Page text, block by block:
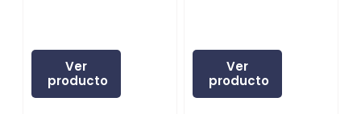
Ver
producto
Ver
producto